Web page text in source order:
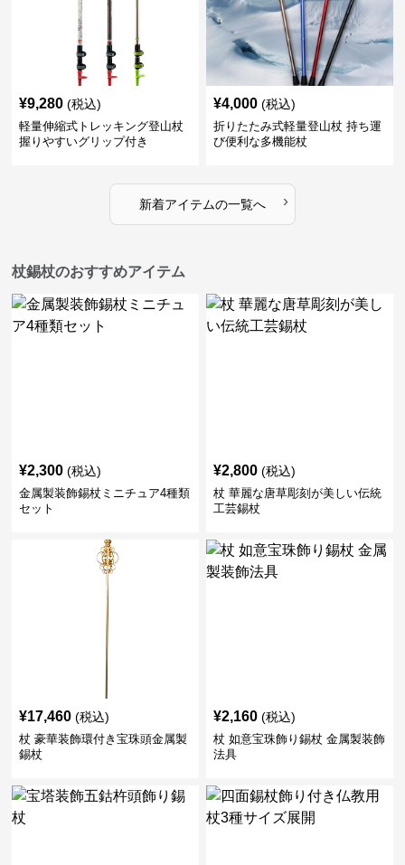
¥9,280 (税込)
軽量伸縮式トレッキング登山杖
握りやすいグリップ付き
¥4,000 (税込)
折りたたみ式軽量登山杖 持ち運
び便利な多機能杖
新着アイテムの一覧へ ›
杖錫杖のおすすめアイテム
¥2,300 (税込)
金属製装飾錫杖ミニチュア4種類
セット
¥2,800 (税込)
杖 華麗な唐草彫刻が美しい伝統
工芸錫杖
¥17,460 (税込)
杖 豪華装飾環付き宝珠頭金属製
錫杖
¥2,160 (税込)
杖 如意宝珠飾り錫杖 金属製装飾
法具